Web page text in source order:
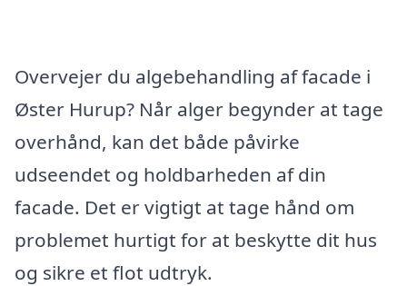
Overvejer du algebehandling af facade i
Øster Hurup? Når alger begynder at tage
overhånd, kan det både påvirke
udseendet og holdbarheden af din
facade. Det er vigtigt at tage hånd om
problemet hurtigt for at beskytte dit hus
og sikre et flot udtryk.